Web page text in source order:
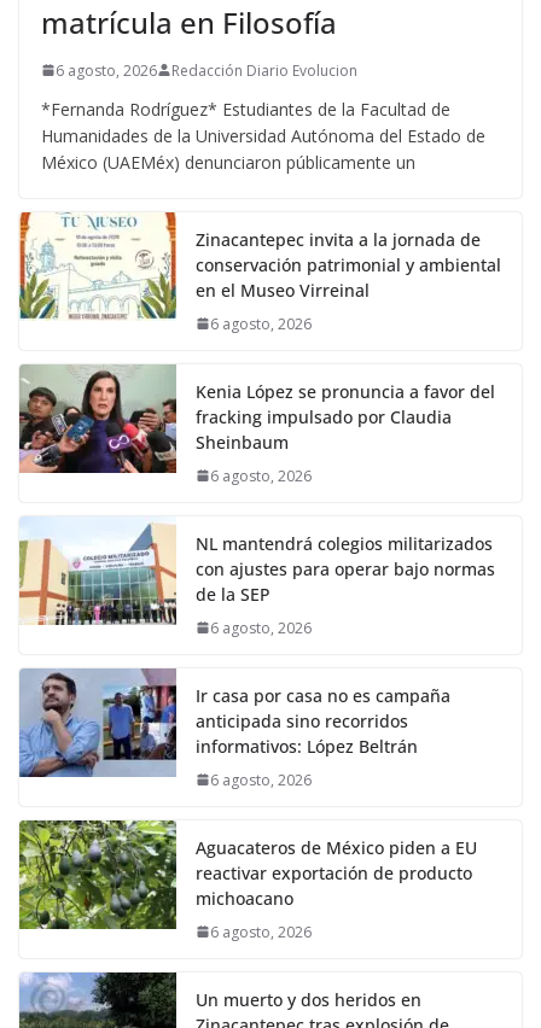
matrícula en Filosofía
6 agosto, 2026 Redacción Diario Evolucion
*Fernanda Rodríguez* Estudiantes de la Facultad de
Humanidades de la Universidad Autónoma del Estado de
México (UAEMéx) denunciaron públicamente un
Zinacantepec invita a la jornada de
conservación patrimonial y ambiental
en el Museo Virreinal
6 agosto, 2026
Kenia López se pronuncia a favor del
fracking impulsado por Claudia
Sheinbaum
6 agosto, 2026
NL mantendrá colegios militarizados
con ajustes para operar bajo normas
de la SEP
6 agosto, 2026
Ir casa por casa no es campaña
anticipada sino recorridos
informativos: López Beltrán
6 agosto, 2026
Aguacateros de México piden a EU
reactivar exportación de producto
michoacano
6 agosto, 2026
Un muerto y dos heridos en